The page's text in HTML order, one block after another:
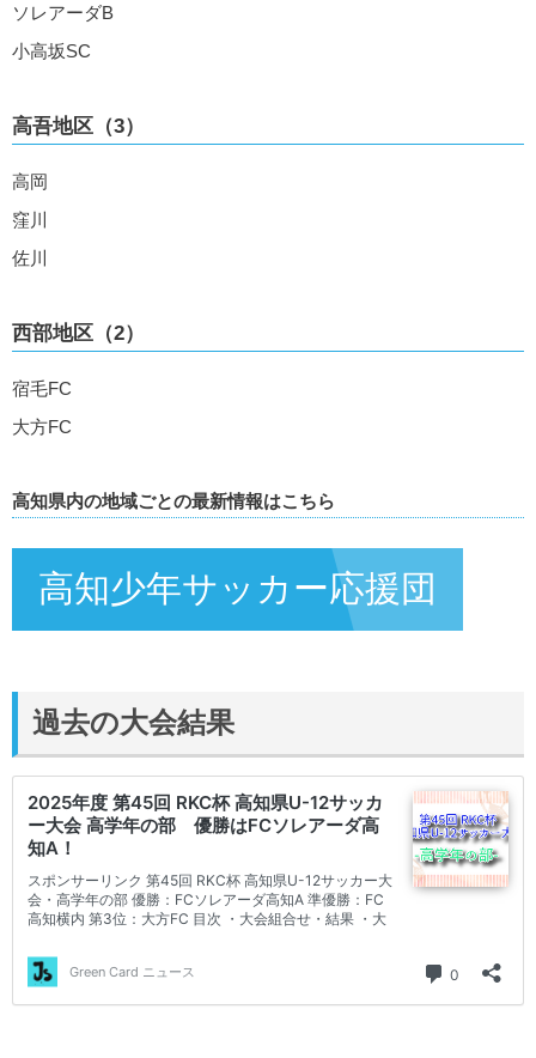
ソレアーダB
小高坂SC
高吾地区（3）
高岡
窪川
佐川
西部地区（2）
宿毛FC
大方FC
高知県内の地域ごとの最新情報はこちら
高知少年サッカー応援団
過去の大会結果